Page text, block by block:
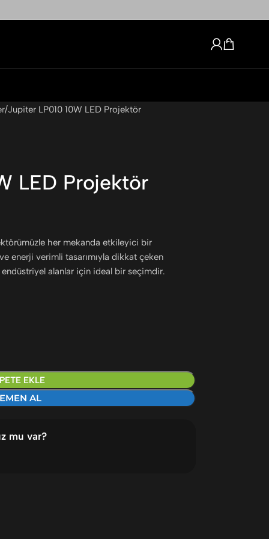
Jupiter LP010 10W LED Projektör
LED Projektör
her mekanda etkileyici bir
enerji verimli tasarımıyla dikkat çeken
alanlar için ideal bir seçimdir.
EKLE
AL
mu var?